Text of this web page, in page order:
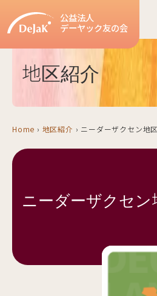
公益法人
デーヤック友の会
地区紹介
Home › 地区紹介 › ニーダーザクセン地区
ニーダーザクセン